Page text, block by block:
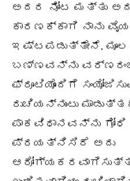
ಅದರ ನೋಟ ಮತ್ತು
ಕಾರಣಕ್ಕಾಗಿ ನಾನು
ಇಷ್ಟಪಡುತ್ತೇನೆ.
ಬಣ್ಣವನ್ನು
ಫ್ರೂಟಿಯೊಂದಿಗೆ
ರುಚಿಯನ್ನುಂಟು
ಪಾಕವಿಧಾನವನ್ನು
ಪ್ರಯತ್ನಿಸಿದೆ ಅದು